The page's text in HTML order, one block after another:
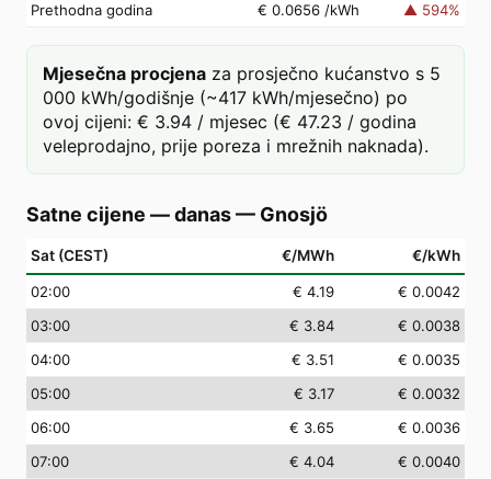
Prethodna godina
€ 0.0656 /kWh ▲ 594%
Mjesečna procjena za prosječno kućanstvo s 5
000 kWh/godišnje (~417 kWh/mjesečno) po
ovoj cijeni: € 3.94 / mjesec (€ 47.23 / godina
veleprodajno, prije poreza i mrežnih naknada).
Satne cijene — danas— Gnosjö
Sat (CEST) €/MWh €/kWh
02:00 € 4.19
€ 0.0042
03:00 € 3.84
€ 0.0038
04:00 € 3.51
€ 0.0035
05:00 € 3.17
€ 0.0032
06:00 € 3.65
€ 0.0036
07:00 € 4.04
€ 0.0040